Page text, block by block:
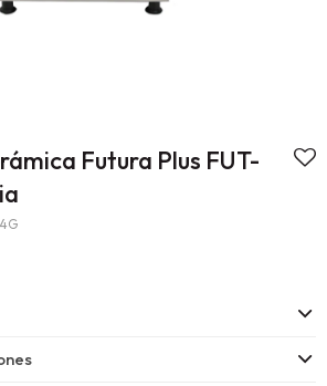
Futura Plus FUT-